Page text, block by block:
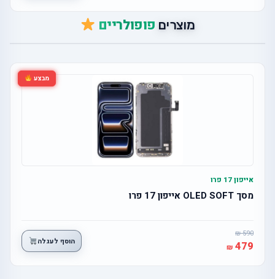
מוצרים פופולריים
מבצע
אייפון 17 פרו
מסך OLED SOFT אייפון 17 פרו
590
479 הוסף לעגלה